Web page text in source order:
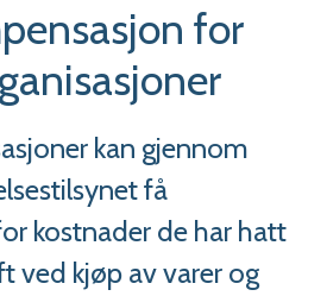
for
kan gjennom
få
kostnader de har hatt
ved kjøp av varer og